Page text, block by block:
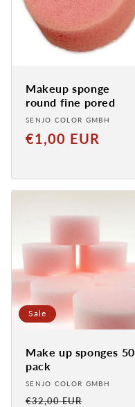
Makeup sponge
round fine pored
Provider:
SENJO COLOR GMBH
Normal
€1,00 EUR
Sale
Make up sponges 50
pack
Provider:
SENJO COLOR GMBH
Normaler
€32,00 EUR